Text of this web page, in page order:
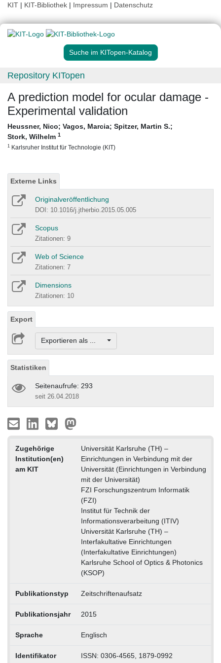
KIT | KIT-Bibliothek | Impressum | Datenschutz
Suche im KITopen-Katalog
Repository KITopen
A prediction model for ocular damage -
Experimental validation
Heussner, Nico; Vagos, Marcia; Spitzer, Martin S.;
Stork, Wilhelm 1
1 Karlsruher Institut für Technologie (KIT)
Externe Links
Originalveröffentlichung
DOI: 10.1016/j.jtherbio.2015.05.005
Scopus
Zitationen: 9
Web of Science
Zitationen: 7
Dimensions
Zitationen: 10
Export
Exportieren als ...
Statistiken
Seitenaufrufe: 293
seit 26.04.2018
Zugehörige
Institution(en)
am KIT
Universität Karlsruhe (TH) –
Einrichtungen in Verbindung mit der
Universität (Einrichtungen in Verbindung
mit der Universität)
FZI Forschungszentrum Informatik
(FZI)
Institut für Technik der
Informationsverarbeitung (ITIV)
Universität Karlsruhe (TH) –
Interfakultative Einrichtungen
(Interfakultative Einrichtungen)
Karlsruhe School of Optics & Photonics
(KSOP)
Publikationstyp Zeitschriftenaufsatz
Publikationsjahr 2015
Sprache Englisch
Identifikator
ISSN: 0306-4565, 1879-0992